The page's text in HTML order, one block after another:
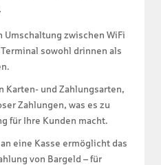
Umschaltung zwischen WiFi
Terminal sowohl drinnen als
Karten- und Zahlungsarten,
Zahlungen, was es zu
für Ihre Kunden macht.
eine Kasse ermöglicht das
von Bargeld – für